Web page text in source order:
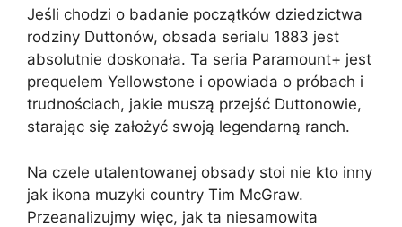
Jeśli chodzi o badanie początków dziedzictwa
rodziny Duttonów, obsada serialu 1883 jest
absolutnie doskonała. Ta seria Paramount+ jest
prequelem Yellowstone i opowiada o próbach i
trudnościach, jakie muszą przejść Duttonowie,
starając się założyć swoją legendarną ranch.
Na czele utalentowanej obsady stoi nie kto inny
jak ikona muzyki country Tim McGraw.
Przeanalizujmy więc, jak ta niesamowita